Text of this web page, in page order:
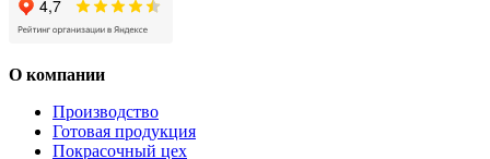
О компании
Производство
Готовая продукция
Покрасочный цех